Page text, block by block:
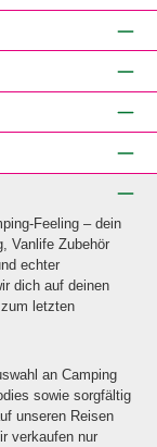
Feeling – dein
Vanlife Zubehör
echter
dich auf deinen
letzten
an Camping
sowie sorgfältig
unseren Reisen
verkaufen nur